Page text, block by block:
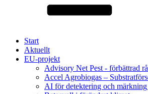
Start
Aktuellt
EU-projekt
Advisory Net Pest - förbättrad
Accel Agrobiogas –
AI för detektering och